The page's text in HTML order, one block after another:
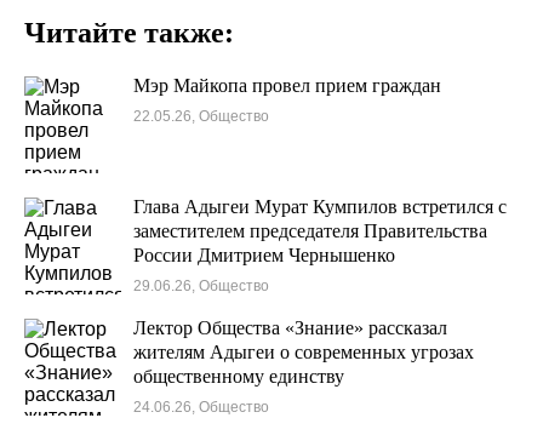
Читайте также:
Мэр Майкопа провел прием граждан
22.05.26, Общество
Глава Адыгеи Мурат Кумпилов встретился с
заместителем председателя Правительства
России Дмитрием Чернышенко
29.06.26, Общество
Лектор Общества «Знание» рассказал
жителям Адыгеи о современных угрозах
общественному единству
24.06.26, Общество